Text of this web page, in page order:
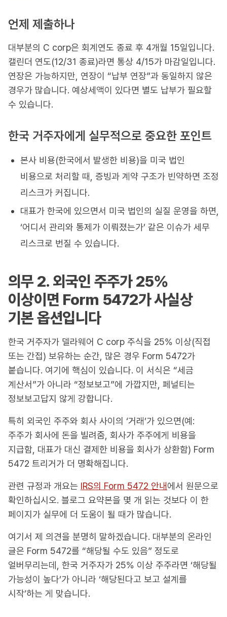
언제 제출하나
대부분의 C corp은 회계연도 종료 후 4개월 15일입니다.
캘린더 연도(12/31 종료)라면 통상 4/15가 마감일입니다.
연장은 가능하지만, 연장이 “납부 연장”과 동일하지 않은
경우가 많습니다. 예상세액이 있다면 별도 납부가 필요할
수 있습니다.
한국 거주자에게 실무적으로 중요한 포인트
본사 비용(한국에서 발생한 비용)을 미국 법인
비용으로 처리할 때, 증빙과 계약 구조가 빈약하면 조정
리스크가 커집니다.
대표가 한국에 있으면서 미국 법인의 실질 운영을 하면,
‘어디서 관리와 통제가 이뤄졌는가’ 같은 이슈가 세무
리스크로 번질 수 있습니다.
의무 2. 외국인 주주가 25%
이상이면 Form 5472가 사실상
기본 옵션입니다
한국 거주자가 델라웨어 C corp 주식을 25% 이상(직접
또는 간접) 보유하는 순간, 많은 경우 Form 5472가
붙습니다. 여기에 핵심이 있습니다. 이 서식은 “세금
계산서”가 아니라 “정보보고”에 가깝지만, 페널티는
정보보고답지 않게 강합니다.
특히 외국인 주주와 회사 사이의 ‘거래’가 있으면(예:
주주가 회사에 돈을 빌려줌, 회사가 주주에게 비용을
지급함, 대표가 대신 결제한 비용을 회사가 상환함) Form
5472 트리거가 더 명확해집니다.
관련 규정과 개요는 IRS의 Form 5472 안내에서 원문으로
확인하십시오. 블로그 요약본을 몇 개 읽는 것보다 이 한
페이지가 실무에 더 도움이 될 때가 많습니다.
여기서 제 의견을 분명히 말하겠습니다. 대부분의 온라인
글은 Form 5472를 “해당될 수도 있음” 정도로
얼버무리는데, 한국 거주자가 25% 이상 주주라면 ‘해당될
가능성이 높다’가 아니라 ‘해당된다고 보고 설계를
시작’하는 게 맞습니다.